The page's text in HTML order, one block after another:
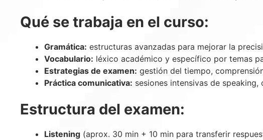
Qué se trabaja en el curso:
Gramática: estructuras avanzadas para mejorar la
Vocabulario: léxico académico y específico por temas
Estrategias de examen: gestión del tiempo,
Práctica comunicativa: sesiones intensivas de
Estructura del examen:
Listening (aprox. 30 min + 10 min para transferir